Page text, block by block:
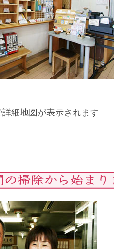
詳細地図が表示されます